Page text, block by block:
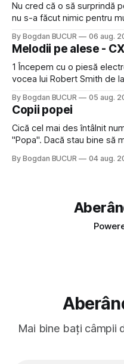
Nu cred că o să surprindă
nu s-a făcut nimic pentru
timp pui și latră prin gard la
avut, în schimb, o belea
By Bogdan BUCUR 06 aug.
Melodii pe alese -
1 Începem cu o piesă
vocea lui Robert Smith de
a dovedit că jumătatea
dubioasă...) 2. Băgăm la
By Bogdan BUCUR 05 aug.
Copii popei
Cică cel mai des întâlnit
"Popa". Dacă stau bine să
Dexonline spune de
By Bogdan BUCUR 04 aug.
Mai bine bați câmpii